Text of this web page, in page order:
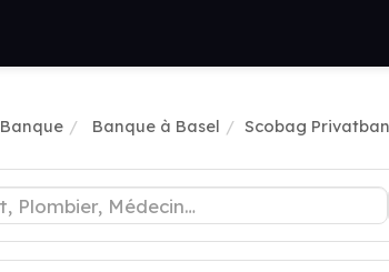
Banque Banque à Basel Scobag